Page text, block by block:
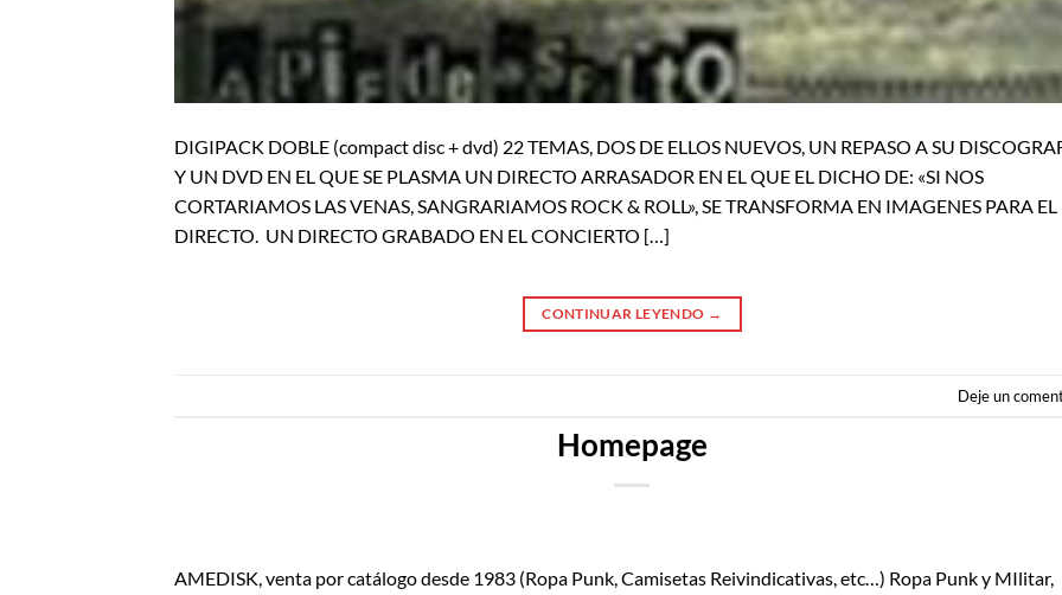
DIGIPACK DOBLE (compact disc + dvd) 22 TEMAS, DOS DE ELLOS NUEVOS, UN REPASO A SU
Y UN DVD EN EL QUE SE PLASMA UN DIRECTO ARRASADOR EN EL QUE EL DICHO DE: «SI NOS
CORTARIAMOS LAS VENAS, SANGRARIAMOS ROCK & ROLL», SE TRANSFORMA EN IMAGENES PARA EL
DIRECTO. UN DIRECTO GRABADO EN EL CONCIERTO […]
CONTINUAR LEYENDO →
Deje un
Homepage
AMEDISK, venta por catálogo desde 1983 (Ropa Punk, Camisetas Reivindicativas, etc…) Ropa Punk y MIlitar,